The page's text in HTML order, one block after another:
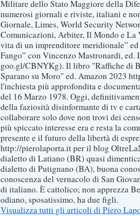
Militare dello Stato Maggiore della
numerosi giornali e riviste, italiani e
Giornale, Limes, World Security
Comunicazioni, Arbiter, Il Mondo e La
vita di un imprenditore meridionale”
Fango” con Vincenzo Mastronardi,
goo.gl/CBNYKg). Il libro "Raffiche di
Sparano su Moro" ed. Amazon 2023
l'inchiesta più approfondita e
del 16 Marzo 1978. Oggi,
della faziosità disinformante di tv e
collaborare solo dove non trovi dei
più spiccato interesse era e resta la
presente e il futuro della libertà di
http://pierolaporta.it per il blog
dialetto di Latiano (BR) quasi
dialetto di Putignano (BA), buona
conoscenza del vernacolo di San
di italiano. È cattolico; non apprezza
odiano, sposatissimo, ha due figli.
Visualizza tutti gli articoli di Piero